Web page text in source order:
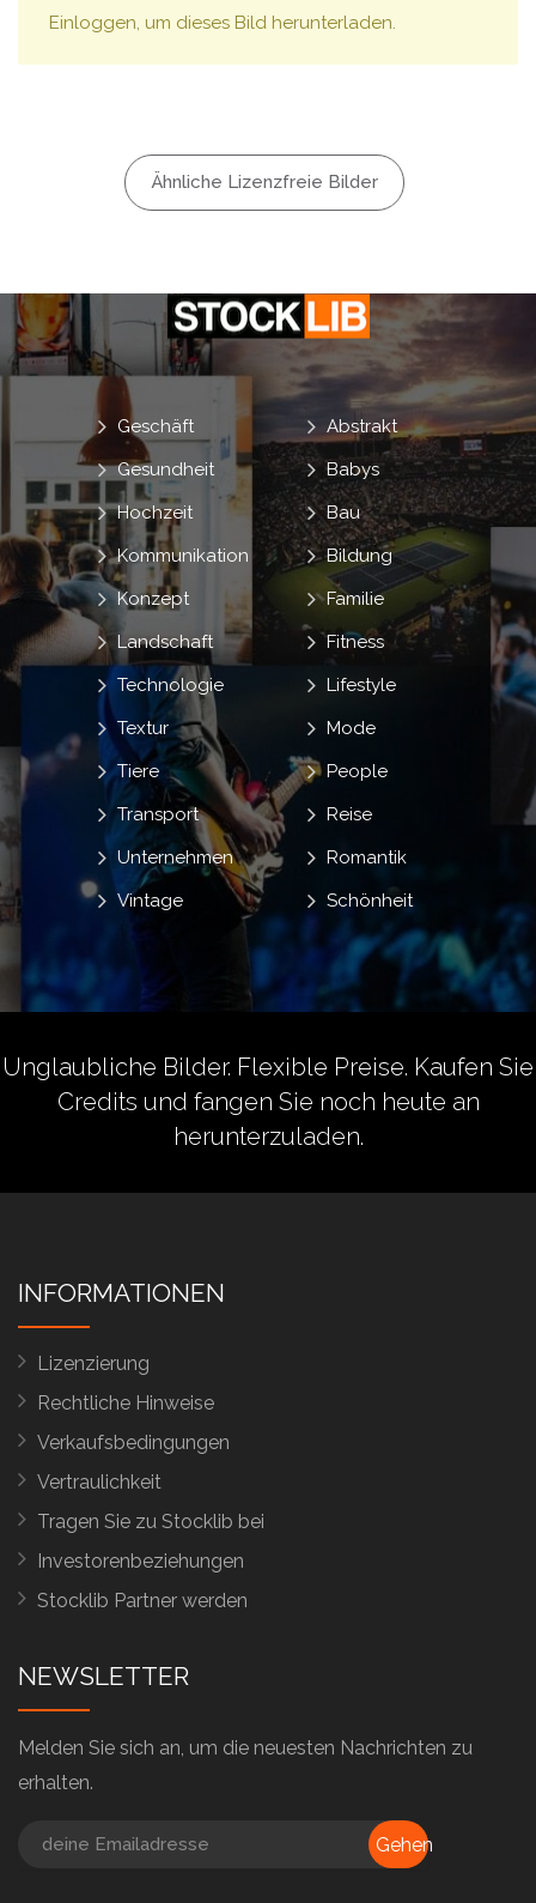
Einloggen, um dieses Bild herunterladen.
Ähnliche Lizenzfreie Bilder
Abstrakt
Babys
Bau
Bildung
Familie
Fitness
Geschäft
Gesundheit
Hochzeit
Kommunikation
Konzept
Landschaft
Lifestyle
Mode
People
Reise
Romantik
Schönheit
Technologie
Textur
Tiere
Transport
Unternehmen
Vintage
Unglaubliche Bilder. Flexible Preise. Kaufen Sie
Credits und fangen Sie noch heute an
herunterzuladen.
INFORMATIONEN
Lizenzierung
Rechtliche Hinweise
Verkaufsbedingungen
Vertraulichkeit
Tragen Sie zu Stocklib bei
Investorenbeziehungen
Stocklib Partner werden
NEWSLETTER
Melden Sie sich an, um die neuesten Nachrichten zu
erhalten.
Gehen